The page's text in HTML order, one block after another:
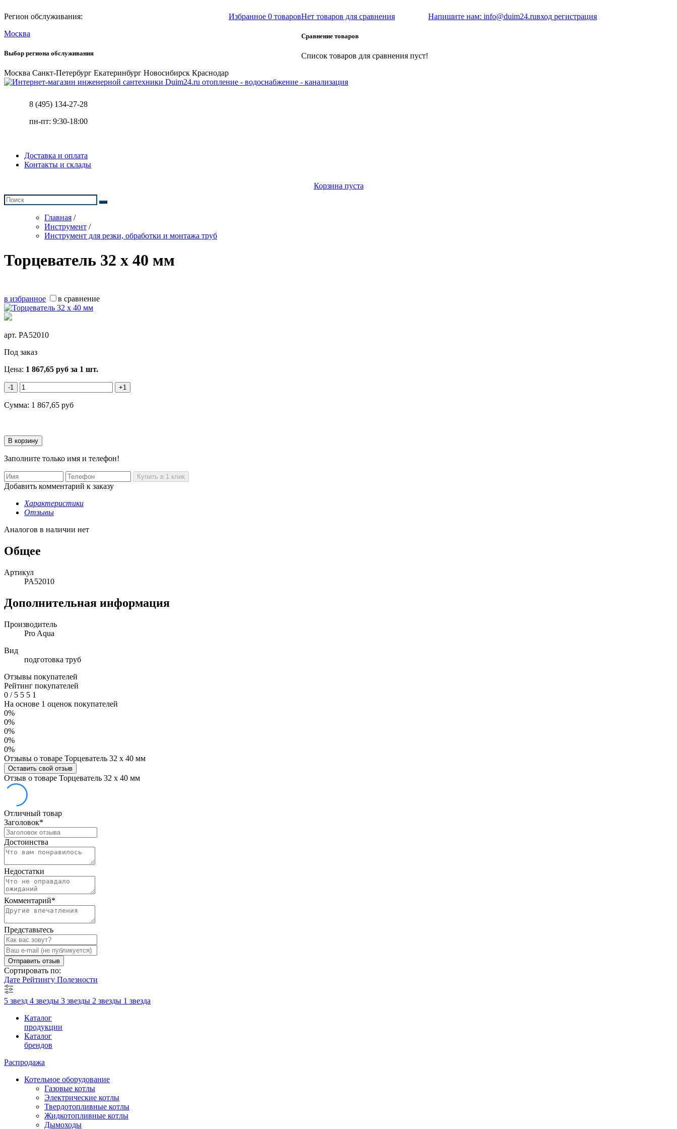
Регион обслуживания:
Москва
Выбор региона обслуживания
Москва Санкт-Петербург Екатеринбург Новосибирск Краснодар
Избранное 0 товаровНет товаров для сравнения
Сравнение товаров
Список товаров для сравнения пуст!
Напишите нам: info@duim24.ruвход регистрация
отопление - водоснабжение - канализация
8 (495) 134-27-28
пн-пт: 9:30-18:00
Доставка и оплата
Контакты и склады
Корзина пуста
Главная /
Инструмент /
Инструмент для резки, обработки и монтажа труб
Торцеватель 32 х 40 мм
в избранное в сравнение
арт. PA52010
Под заказ
Цена: 1 867,65 руб за 1 шт.
-1 +1
Сумма: 1 867,65 руб
Заполните только имя и телефон!
Добавить комментарий к заказу
Характеристики
Отзывы
Аналогов в наличии нет
Общее
Артикул
PA52010
Дополнительная информация
Производитель
Pro Aqua
Вид
подготовка труб
Отзывы покупателей
Рейтинг покупателей
0 /5 5 5 1
На основе 1 оценок покупателей
0%
0%
0%
0%
0%
Отзывы о товаре Торцеватель 32 х 40 мм
Оставить свой отзыв
Отзыв о товаре Торцеватель 32 х 40 мм
Отличный товар
Заголовок*
Достоинства
Недостатки
Комментарий*
Представьтесь
Отправить отзыв
Сортировать по:
Дате Рейтингу Полезности
5 звезд 4 звезды 3 звезды 2 звезды 1 звезда
Каталог
продукции
Каталог
брендов
Распродажа
Котельное оборудование
Газовые котлы
Электрические котлы
Твердотопливные котлы
Жидкотопливные котлы
Дымоходы